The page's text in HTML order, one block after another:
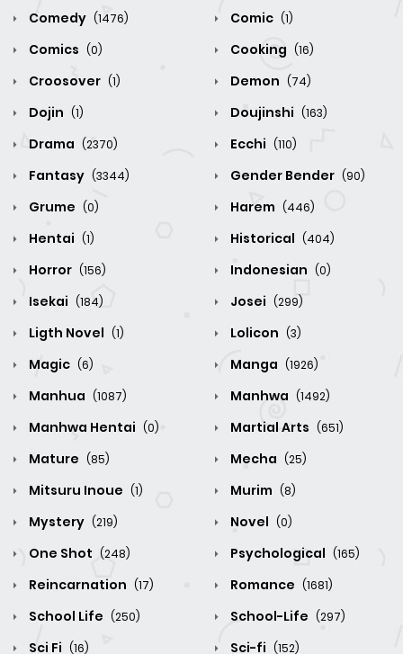
Comedy (1476) Comic (1)
Comics (0) Cooking (16)
Croosover (1) Demon (74)
Dojin (1) Doujinshi (163)
Drama (2370) Ecchi (110)
Fantasy (3344) Gender Bender (90)
Grume (0) Harem (446)
Hentai (1) Historical (404)
Horror (156) Indonesian (0)
Isekai (184) Josei (299)
Ligth Novel (1) Lolicon (3)
Magic (6) Manga (1926)
Manhua (1087) Manhwa (1492)
Manhwa Hentai (0) Martial Arts (651)
Mature (85) Mecha (25)
Mitsuru Inoue (1) Murim (8)
Mystery (219) Novel (0)
One Shot (248) Psychological (165)
Reincarnation (17) Romance (1681)
School Life (250) School-Life (297)
Sci Fi (16) Sci-fi (152)